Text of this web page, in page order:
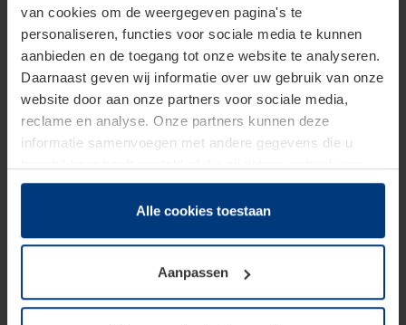
van cookies om de weergegeven pagina's te
personaliseren, functies voor sociale media te kunnen
aanbieden en de toegang tot onze website te analyseren.
Daarnaast geven wij informatie over uw gebruik van onze
website door aan onze partners voor sociale media,
reclame en analyse. Onze partners kunnen deze
informatie samenvoegen met andere gegevens die u
hun diensten hebben verzameld.
Juridisch hebben wij het recht om cookies op uw
van deze pagina's absoluut vereist is. Voor alle andere
soorten cookies is uw toestemming benodigd. Uw
toestemming kunt u op elk moment bij de uitleg van de
Alle cookies toestaan
Aanpassen